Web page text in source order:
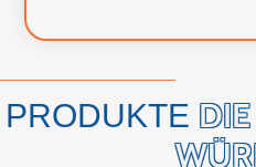
PRODUKTE